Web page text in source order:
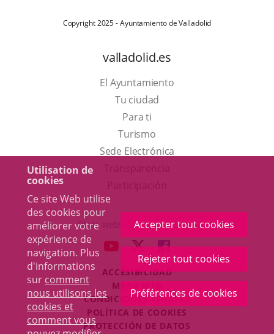
Utilisation de
cookies
Ce site Web utilise
des cookies pour
améliorer votre
expérience de
navigation. Plus
d'informations
sur comment
nous utilisons les
cookies et
comment vous
Accepter tout cookies
Rejeter tout cookies
Préférences de cookies
Copyright 2025 - Ayuntamiento de Valladolid
valladolid.es
El Ayuntamiento
Tu ciudad
Para ti
TurismoEste
enlace
una
ventana
nueva.
Sede Electrónica
externa.
Otras webs del ayuntamiento
ENLACE
UNA
APLICACIÓN
EXTERNA.
ENLACE
A
UNA
APLICACIÓN
EXTERNA.
ENLACE
A
UNA
APLICACIÓN
EXTERNA.
ACCESIBILIDAD
MAPA WEB
CONDICIONES LEGALES
POLÍTICA DE COOKIES
PROTECCIÓN DE DATOS